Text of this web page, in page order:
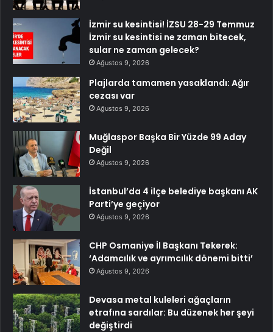
İzmir su kesintisi! İZSU 28-29 Temmuz
İzmir su kesintisi ne zaman bitecek,
sular ne zaman gelecek?
Ağustos 9, 2026
Plajlarda tamamen yasaklandı: Ağır
cezası var
Ağustos 9, 2026
Muğlaspor Başka Bir Yüzde 99 Aday
Değil
Ağustos 9, 2026
İstanbul’da 4 ilçe belediye başkanı AK
Parti’ye geçiyor
Ağustos 9, 2026
CHP Osmaniye İl Başkanı Tekerek:
‘Adamcılık ve ayrımcılık dönemi bitti’
Ağustos 9, 2026
Devasa metal kuleleri ağaçların
etrafına sardılar: Bu düzenek her şeyi
değiştirdi